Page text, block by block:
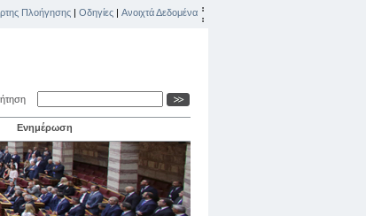
Πλοήγησης | Οδηγίες | Ανοιχτά Δεδομένα
Ενημέρωση